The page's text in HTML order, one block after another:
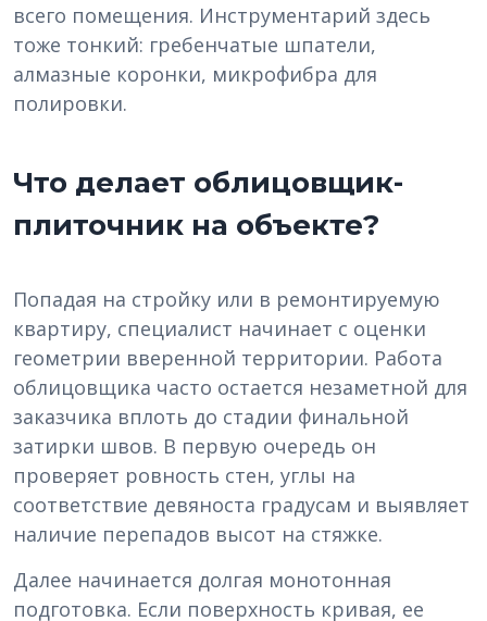
всего помещения. Инструментарий здесь
тоже тонкий: гребенчатые шпатели,
алмазные коронки, микрофибра для
полировки.
Что делает облицовщик-
плиточник на объекте?
Попадая на стройку или в ремонтируемую
квартиру, специалист начинает с оценки
геометрии вверенной территории. Работа
облицовщика часто остается незаметной для
заказчика вплоть до стадии финальной
затирки швов. В первую очередь он
проверяет ровность стен, углы на
соответствие девяноста градусам и выявляет
наличие перепадов высот на стяжке.
Далее начинается долгая монотонная
подготовка. Если поверхность кривая, ее